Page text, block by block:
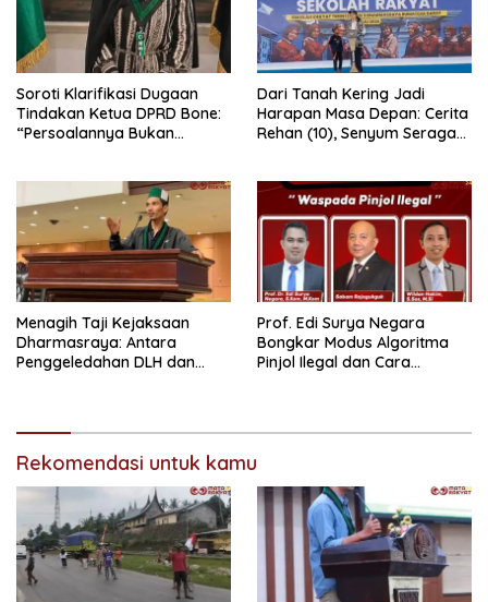
Soroti Klarifikasi Dugaan
Tindakan Ketua DPRD Bone:
“Persoalannya Bukan
Dari Tanah Kering Jadi
Harapan Masa Depan: Cerita
Rehan (10), Senyum Seragam
Menagih Taji Kejaksaan
Dharmasraya: Antara
Penggeledahan DLH dan
Prof. Edi Surya Negara
Bongkar Modus Algoritma
Pinjol Ilegal dan Cara
Rekomendasi untuk kamu